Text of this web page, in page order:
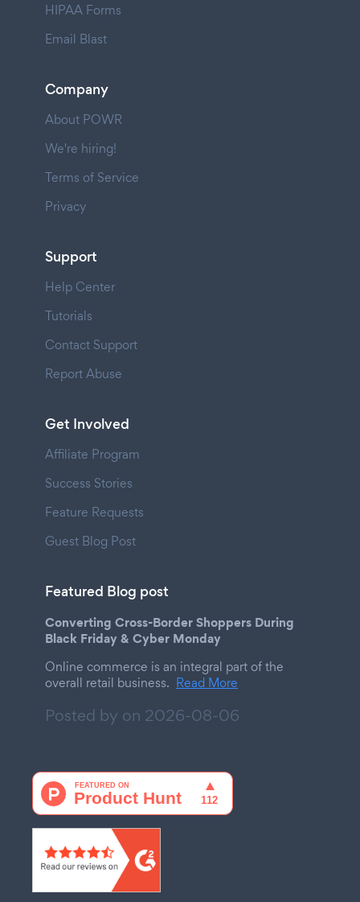
HIPAA Forms
Email Blast
Company
About POWR
We're hiring!
Terms of Service
Privacy
Support
Help Center
Tutorials
Contact Support
Report Abuse
Get Involved
Affiliate Program
Success Stories
Feature Requests
Guest Blog Post
Featured Blog post
Converting Cross-Border Shoppers During
Black Friday & Cyber Monday
Online commerce is an integral part of the
overall retail business. Read More
Posted by on 2026-08-06